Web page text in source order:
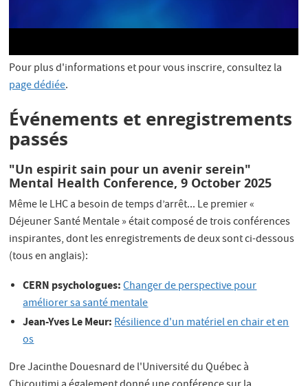
Pour plus d'informations et pour vous inscrire, consultez la
page dédiée.
Événements et enregistrements
passés
"Un espirit sain pour un avenir serein"
Mental Health Conference, 9 October 2025
Même le LHC a besoin de temps d’arrêt... Le premier «
Déjeuner Santé Mentale » était composé de trois conférences
inspirantes, dont les enregistrements de deux sont ci-dessous
(tous en anglais):
CERN psychologues: Changer de perspective pour
améliorer sa santé mentale
Jean-Yves Le Meur: Résilience d'un matériel en chair et en
os
Dre Jacinthe Douesnard de l'Université du Québec à